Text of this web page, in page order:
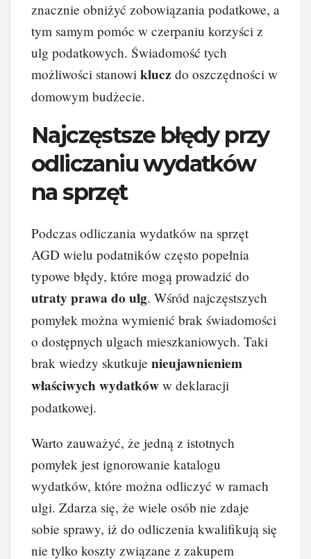
znacznie obniżyć zobowiązania podatkowe, a
tym samym pomóc w czerpaniu korzyści z
ulg podatkowych. Świadomość tych
możliwości stanowi klucz do oszczędności w
domowym budżecie.
Najczęstsze błędy przy
odliczaniu wydatków
na sprzęt
Podczas odliczania wydatków na sprzęt
AGD wielu podatników często popełnia
typowe błędy, które mogą prowadzić do
utraty prawa do ulg. Wśród najczęstszych
pomyłek można wymienić brak świadomości
o dostępnych ulgach mieszkaniowych. Taki
brak wiedzy skutkuje nieujawnieniem
właściwych wydatków w deklaracji
podatkowej.
Warto zauważyć, że jedną z istotnych
pomyłek jest ignorowanie katalogu
wydatków, które można odliczyć w ramach
ulgi. Zdarza się, że wiele osób nie zdaje
sobie sprawy, iż do odliczenia kwalifikują się
nie tylko koszty związane z zakupem